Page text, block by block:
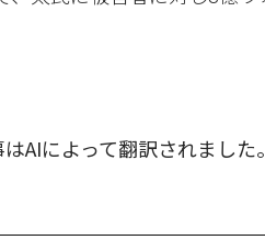
AIによって翻訳されました。